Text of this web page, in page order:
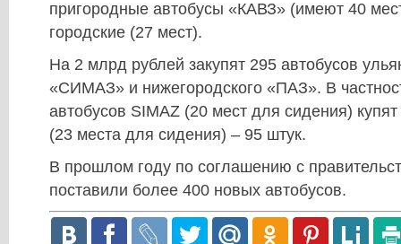
пригородные автобусы «КАВЗ» (имеют 40
городские (27 мест).
На 2 млрд рублей закупят 295 автобусов
«СИМАЗ» и нижегородского «ПАЗ». В
автобусов SIMAZ (20 мест для сидения)
(23 места для сидения) – 95 штук.
В прошлом году по соглашению с
поставили более 400 новых автобусов.